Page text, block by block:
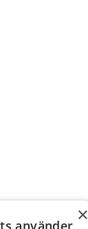
×
använder